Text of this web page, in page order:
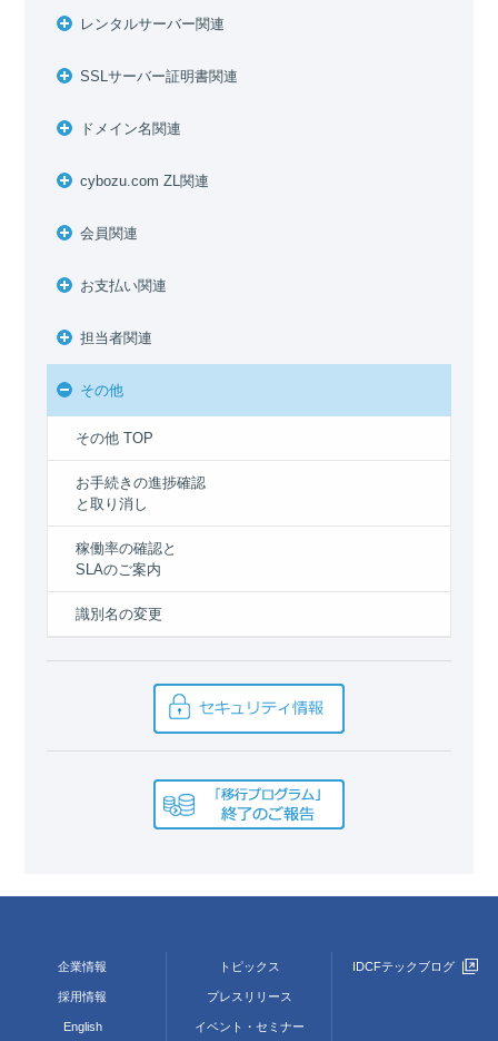
レンタルサーバー関連
SSLサーバー証明書関連
ドメイン名関連
cybozu.com ZL関連
会員関連
お支払い関連
担当者関連
その他
その他 TOP
お手続きの進捗確認
と取り消し
稼働率の確認と
SLAのご案内
識別名の変更
企業情報
採用情報
English
トピックス
プレスリリース
イベント・セミナー
IDCFテックブログ